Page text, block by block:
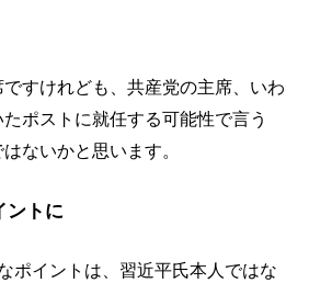
すけれども、共産党の主席、いわ
ポストに就任する可能性で言う
ないかと思います。
ントに
ポイントは、習近平氏本人ではな